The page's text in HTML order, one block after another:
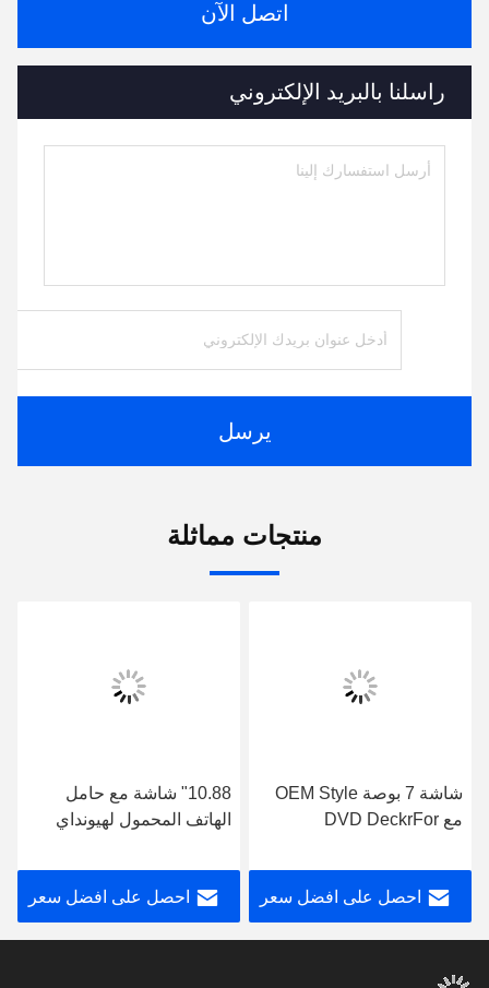
اتصل الآن
راسلنا بالبريد الإلكتروني
يرسل
منتجات مماثلة
شاشة 7 بوصة OEM Style
مع DVD DeckrFor
2016 سائق اليد اليسرى
احصل على افضل سعر
10.88" شاشة مع حامل
الهاتف المحمول لهيونداي
ستيريو الوسائط المتعددة
احصل على افضل سعر